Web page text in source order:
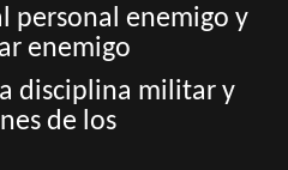
personal enemigo y
enemigo
disciplina militar y
de los